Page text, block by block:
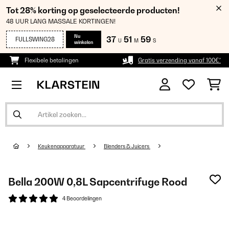
Tot 28% korting op geselecteerde producten!
48 UUR LANG MASSALE KORTINGEN!
FULLSWING28
Nu
winkelen
37 U 51 M 58 S
Flexibele betalingen Gratis verzending vanaf 100€*
Keukenapparatuur Blenders & Juicers
Bella 200W 0,8L Sapcentrifuge Rood
4 Beoordelingen